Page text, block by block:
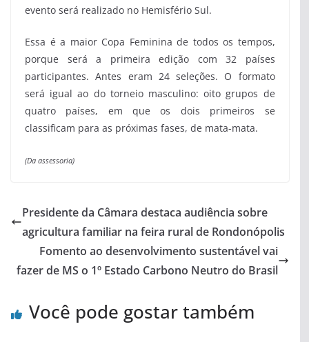
evento será realizado no Hemisfério Sul.
Essa é a maior Copa Feminina de todos os tempos,
porque será a primeira edição com 32 países
participantes. Antes eram 24 seleções. O formato
será igual ao do torneio masculino: oito grupos de
quatro países, em que os dois primeiros se
classificam para as próximas fases, de mata-mata.
(Da assessoria)
Presidente da Câmara destaca audiência sobre
agricultura familiar na feira rural de Rondonópolis
Fomento ao desenvolvimento sustentável vai
fazer de MS o 1º Estado Carbono Neutro do Brasil
Você pode gostar também